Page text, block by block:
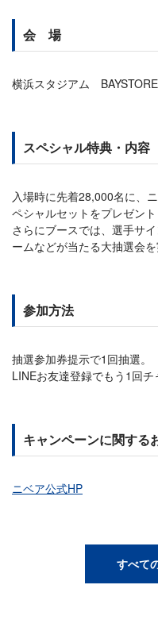
会 場
横浜スタジアム
スペシャル特典・内容
入場時に先着28,000名に、
ペシャルセットをプレゼント
さらにブースでは、選手サ
ームなどが当たる大抽選会を
参加方法
抽選参加券提示で1回抽選。
LINEお友達登録でもう1回チ
キャンペーンに関する
ニベア公式HP
すべて